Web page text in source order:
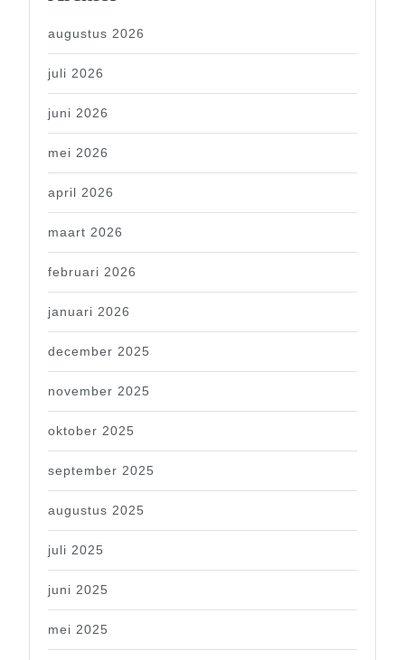
augustus 2026
juli 2026
juni 2026
mei 2026
april 2026
maart 2026
februari 2026
januari 2026
december 2025
november 2025
oktober 2025
september 2025
augustus 2025
juli 2025
juni 2025
mei 2025